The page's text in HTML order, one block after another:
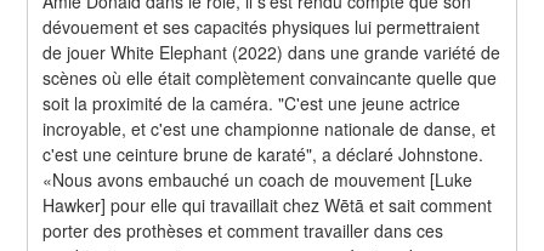
dévouement et ses capacités physiques lui permettraient
de jouer White Elephant (2022) dans une grande variété de
scènes où elle était complètement convaincante quelle que
soit la proximité de la caméra. "C'est une jeune actrice
incroyable, et c'est une championne nationale de danse, et
c'est une ceinture brune de karaté", a déclaré Johnstone.
«Nous avons embauché un coach de mouvement [Luke
Hawker] pour elle qui travaillait chez Wētā et sait comment
porter des prothèses et comment travailler dans ces